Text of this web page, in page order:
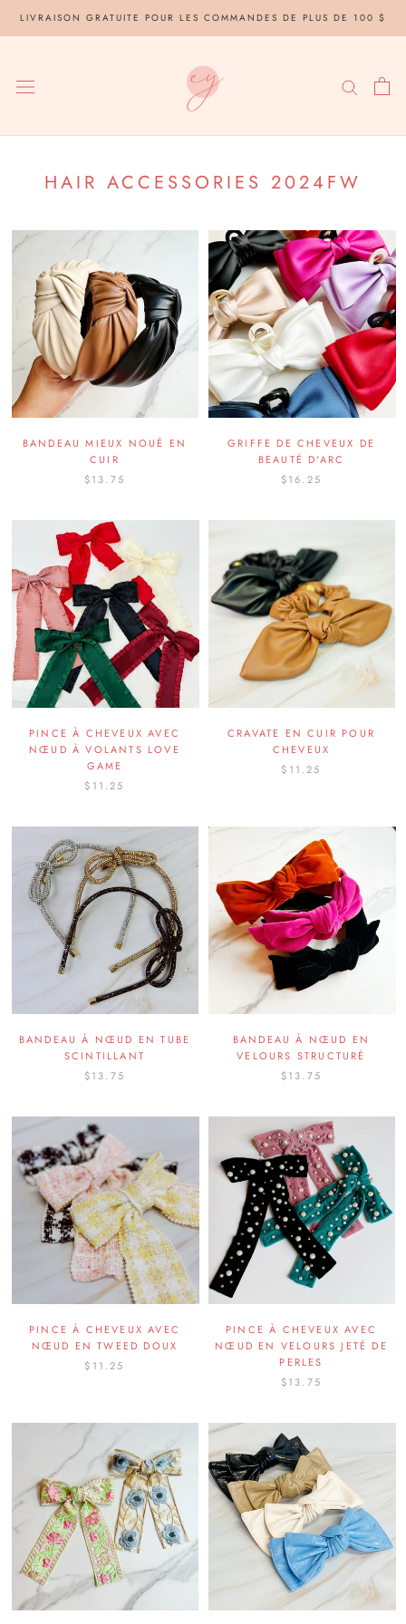
LIVRAISON GRATUITE POUR LES COMMANDES DE PLUS DE 100 $
HAIR ACCESSORIES 2024FW
BANDEAU MIEUX NOUÉ EN
CUIR
$13.75
GRIFFE DE CHEVEUX DE
BEAUTÉ D'ARC
$16.25
PINCE À CHEVEUX AVEC
NŒUD À VOLANTS LOVE
GAME
$11.25
CRAVATE EN CUIR POUR
CHEVEUX
$11.25
BANDEAU À NŒUD EN TUBE
SCINTILLANT
$13.75
BANDEAU À NŒUD EN
VELOURS STRUCTURÉ
$13.75
PINCE À CHEVEUX AVEC
NŒUD EN TWEED DOUX
$11.25
PINCE À CHEVEUX AVEC
NŒUD EN VELOURS JETÉ DE
PERLES
$13.75